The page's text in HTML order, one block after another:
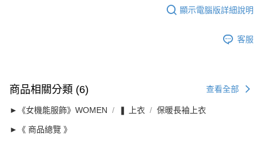
顯示電腦版詳細說明
客服
商品相關分類 (6) 查看全部
►《女機能服飾》WOMEN ❚ 上衣 保暖長袖上衣
►《 商品總覽 》